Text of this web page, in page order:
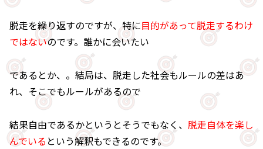
脱走を繰り返すのですが、特に目的があって脱走するわけ
ではないのです。誰かに会いたい
であるとか、。結局は、脱走した社会もルールの差はあ
れ、そこでもルールがあるので
結果自由であるかというとそうでもなく、 脱走自体を楽し
んでいる という解釈もできるのです。